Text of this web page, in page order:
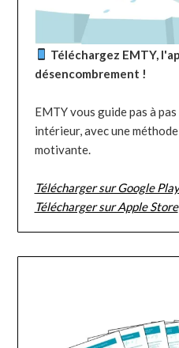
Téléchargez EMTY,
désencombrement !
EMTY vous guide pas à
intérieur, avec une
motivante.
Télécharger sur Google Play
Télécharger sur Apple Store